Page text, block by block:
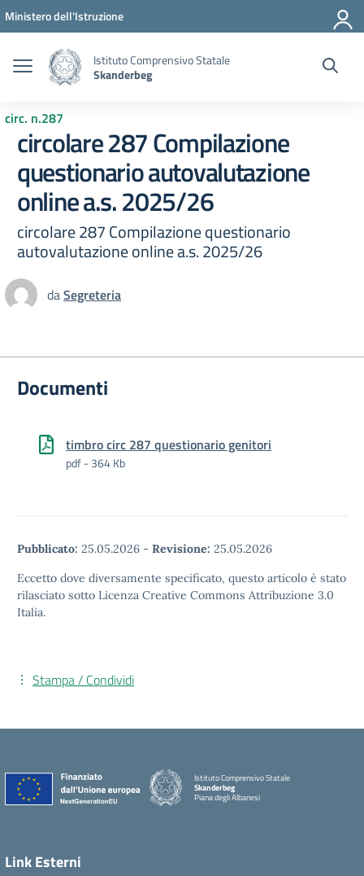
Vai ai contenuti
Vai al menu di navigazione
Vai al footer
Ministero dell'Istruzione
Istituto Comprensivo Statale
Skanderbeg
circ. n.287
circolare 287 Compilazione
questionario autovalutazione
online a.s. 2025/26
circolare 287 Compilazione questionario
autovalutazione online a.s. 2025/26
daSegreteria
Documenti
timbro circ 287 questionario genitori
pdf - 364 Kb
Pubblicato: 25.05.2026 - Revisione: 25.05.2026
Eccetto dove diversamente specificato, questo articolo è stato
rilasciato sotto Licenza Creative Commons Attribuzione 3.0
Italia.
Stampa / Condividi
Istituto Comprensivo Statale
Skanderbeg
Piana degli Albanesi
Link Esterni